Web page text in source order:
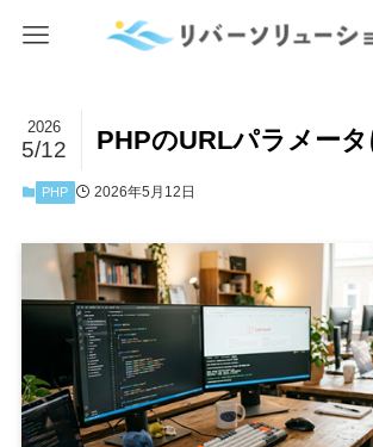
PHPのURLパラメー
2026
5/12
PHP 2026年5月12日